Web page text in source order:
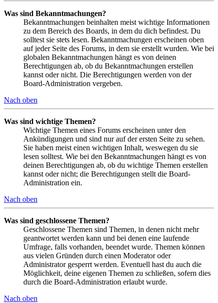
Was sind Bekanntmachungen?
Bekanntmachungen beinhalten meist wichtige Informationen
zu dem Bereich des Boards, in dem du dich befindest. Du
solltest sie stets lesen. Bekanntmachungen erscheinen oben
auf jeder Seite des Forums, in dem sie erstellt wurden. Wie bei
globalen Bekanntmachungen hängt es von deinen
Berechtigungen ab, ob du Bekanntmachungen erstellen
kannst oder nicht. Die Berechtigungen werden von der
Board-Administration vergeben.
Nach oben
Was sind wichtige Themen?
Wichtige Themen eines Forums erscheinen unter den
Ankündigungen und sind nur auf der ersten Seite zu sehen.
Sie haben meist einen wichtigen Inhalt, weswegen du sie
lesen solltest. Wie bei den Bekanntmachungen hängt es von
deinen Berechtigungen ab, ob du wichtige Themen erstellen
kannst oder nicht; die Berechtigungen stellt die Board-
Administration ein.
Nach oben
Was sind geschlossene Themen?
Geschlossene Themen sind Themen, in denen nicht mehr
geantwortet werden kann und bei denen eine laufende
Umfrage, falls vorhanden, beendet wurde. Themen können
aus vielen Gründen durch einen Moderator oder
Administrator gesperrt werden. Eventuell hast du auch die
Möglichkeit, deine eigenen Themen zu schließen, sofern dies
durch die Board-Administration erlaubt wurde.
Nach oben